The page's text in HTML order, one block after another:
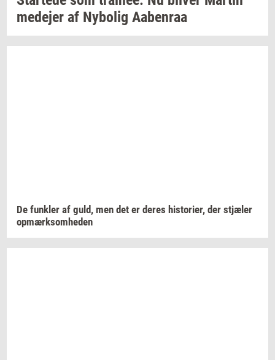
me­de­jer af Ny­bo­lig Aa­ben­raa
De funk­ler af guld, men det er deres hi­sto­ri­er, der stjæ­ler
op­mærk­som­he­den